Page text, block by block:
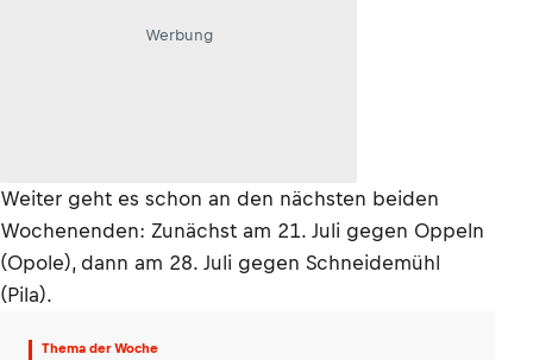
Werbung
Weiter geht es schon an den nächsten beiden
Wochenenden: Zunächst am 21. Juli gegen Oppeln
(Opole), dann am 28. Juli gegen Schneidemühl
(Pila).
Thema der Woche